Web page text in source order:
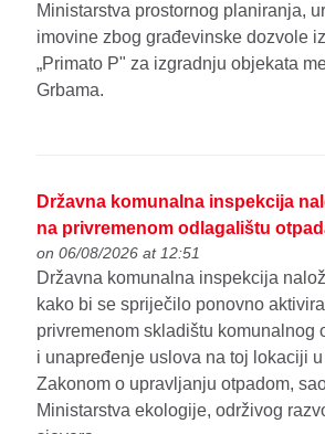
Ministarstva prostornog planiranja,
imovine zbog građevinske dozvole
„Primato P" za izgradnju objekata
Grbama.
Državna komunalna inspekcija
na privremenom odlagalištu
on 06/08/2026 at 12:51
Državna komunalna inspekcija
kako bi se spriječilo ponovno
privremenom skladištu komunalnog
i unapređenje uslova na toj lokaciji
Zakonom o upravljanju otpadom,
Ministarstva ekologije, održivog